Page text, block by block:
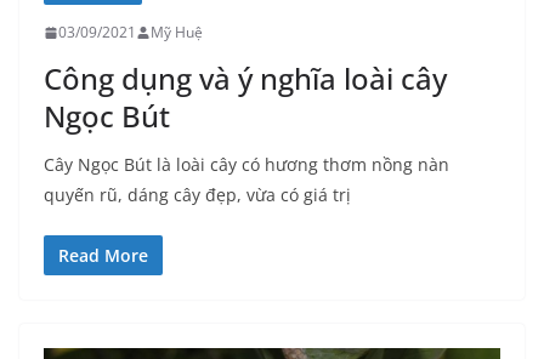
03/09/2021 Mỹ Huệ
Công dụng và ý nghĩa loài cây
Ngọc Bút
Cây Ngọc Bút là loài cây có hương thơm nồng nàn
quyến rũ, dáng cây đẹp, vừa có giá trị
Read More